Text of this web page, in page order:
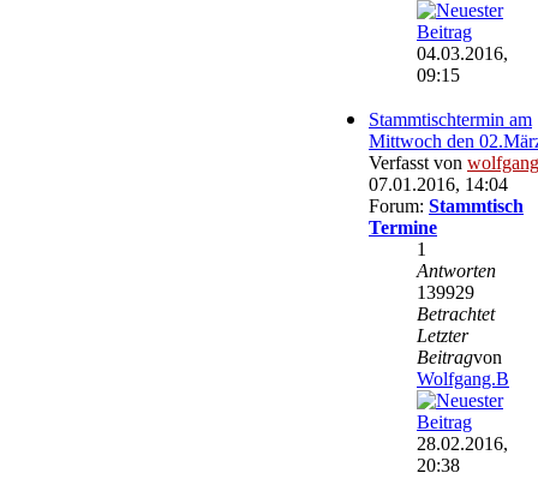
04.03.2016,
09:15
Stammtischtermin am
Mittwoch den
Verfasst von wolfgang
07.01.2016, 14:04
Forum: Stammtisch
Termine
1
Antworten
139929
Betrachtet
Letzter
Beitragvon
Wolfgang.B
28.02.2016,
20:38